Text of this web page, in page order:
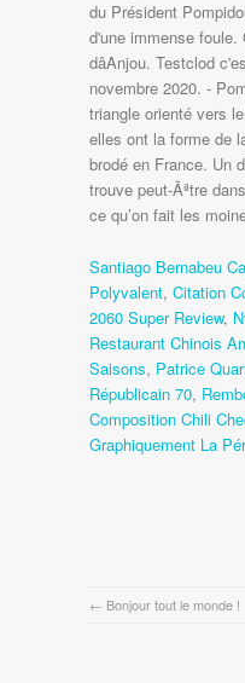
Santiago Bernabeu
Polyvalent, Citation
2060 Super Review,
Restaurant Chinois
Saisons, Patrice
Républicain 70,
Composition Chili
Graphiquement La
← Bonjour tout le monde !